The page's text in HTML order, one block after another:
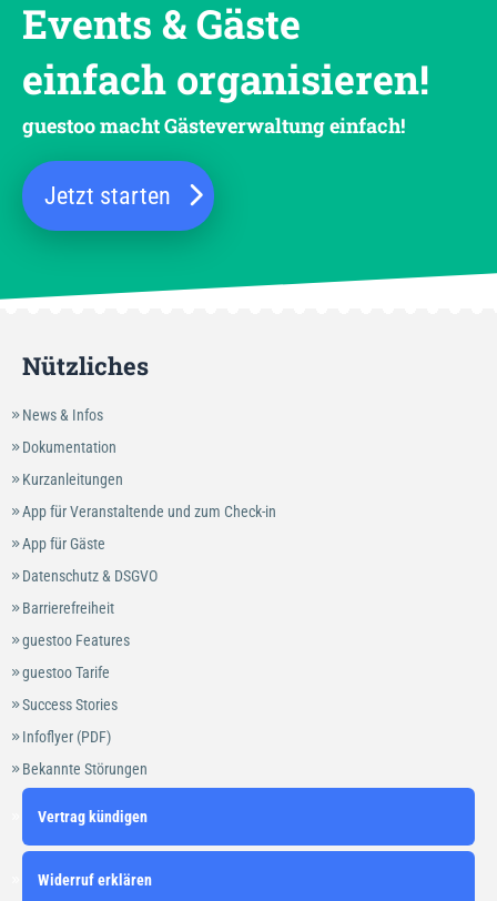
Events & Gäste
einfach organisieren!
guestoo macht Gästeverwaltung einfach!
Jetzt starten
Nützliches
News & Infos
Dokumentation
Kurzanleitungen
App für Veranstaltende und zum Check-in
App für Gäste
Datenschutz & DSGVO
Barrierefreiheit
guestoo Features
guestoo Tarife
Success Stories
Infoflyer (PDF)
Bekannte Störungen
Vertrag kündigen
Widerruf erklären